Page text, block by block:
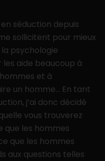
séduction depuis
sollicitent pour mieux
psychologie
aide beaucoup à
et à
un homme… En tant
j’ai donc décidé
vous trouverez
que les hommes
que les hommes
aux questions telles